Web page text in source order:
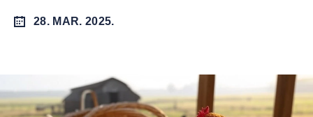
28. MAR. 2025.